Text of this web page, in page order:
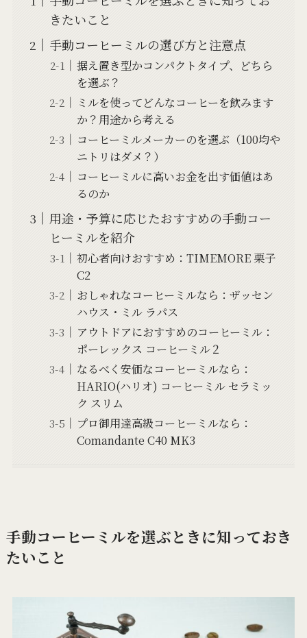
きたいこと
手動コーヒーミルの選び方と注意点
据え置き型かコンパクトタイプ、どちら
を選ぶ？
ミルを使ってどんなコーヒーを飲みます
か？用途から考える
コーヒーミルメーカーのを選ぶ（100均や
ニトリはダメ？）
コーヒーミルに高いお金を出す価値はあ
るのか
用途・予算に応じたおすすめの手動コー
ヒーミルを紹介
初心者向けおすすめ：TIMEMORE 栗子
C2
おしゃれなコーヒーミルなら：ザッセン
ハウス・ミル ラパス
アウトドアにおすすめのコーヒーミル：
ポーレックス コーヒーミル２
なるべく安価なコーヒーミルなら：
HARIO(ハリオ) コーヒーミル セラミッ
ク スリム
プロ御用達高級コーヒーミルなら：
Comandante C40 MK3
手動コーヒーミルを選ぶときに知っておき
たいこと